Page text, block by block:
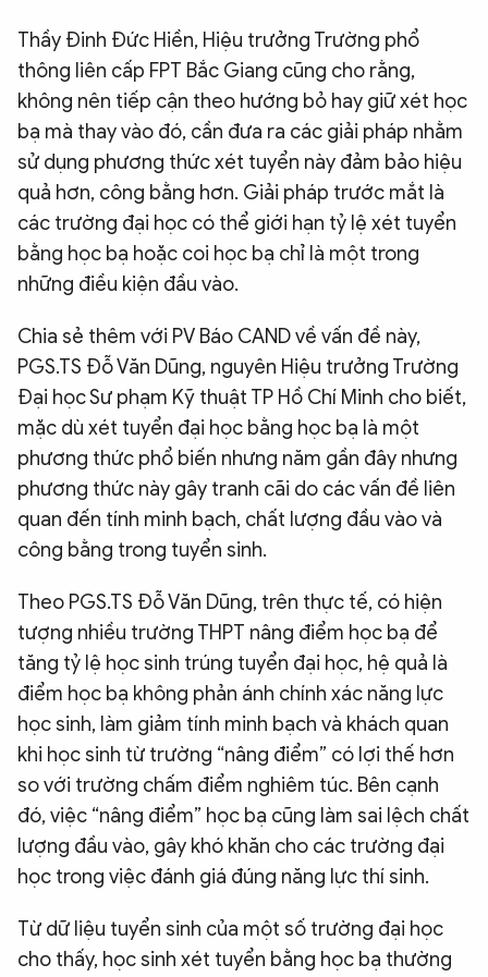
Thầy Đinh Đức Hiền, Hiệu trưởng Trường phổ
thông liên cấp FPT Bắc Giang cũng cho rằng,
không nên tiếp cận theo hướng bỏ hay giữ xét học
bạ mà thay vào đó, cần đưa ra các giải pháp nhằm
sử dụng phương thức xét tuyển này đảm bảo hiệu
quả hơn, công bằng hơn. Giải pháp trước mắt là
các trường đại học có thể giới hạn tỷ lệ xét tuyển
bằng học bạ hoặc coi học bạ chỉ là một trong
những điều kiện đầu vào.
Chia sẻ thêm với PV Báo CAND về vấn đề này,
PGS.TS Đỗ Văn Dũng, nguyên Hiệu trưởng Trường
Đại học Sư phạm Kỹ thuật TP Hồ Chí Minh cho biết,
mặc dù xét tuyển đại học bằng học bạ là một
phương thức phổ biến nhưng năm gần đây nhưng
phương thức này gây tranh cãi do các vấn đề liên
quan đến tính minh bạch, chất lượng đầu vào và
công bằng trong tuyển sinh.
Theo PGS.TS Đỗ Văn Dũng, trên thực tế, có hiện
tượng nhiều trường THPT nâng điểm học bạ để
tăng tỷ lệ học sinh trúng tuyển đại học, hệ quả là
điểm học bạ không phản ánh chính xác năng lực
học sinh, làm giảm tính minh bạch và khách quan
khi học sinh từ trường “nâng điểm” có lợi thế hơn
so với trường chấm điểm nghiêm túc. Bên cạnh
đó, việc “nâng điểm” học bạ cũng làm sai lệch chất
lượng đầu vào, gây khó khăn cho các trường đại
học trong việc đánh giá đúng năng lực thí sinh.
Từ dữ liệu tuyển sinh của một số trường đại học
cho thấy, học sinh xét tuyển bằng học bạ thường